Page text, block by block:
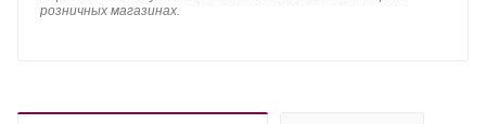
розничных магазинах.